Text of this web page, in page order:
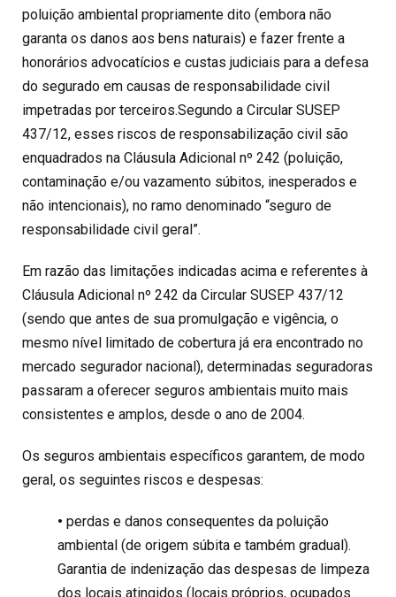
poluição ambiental propriamente dito (embora não
garanta os danos aos bens naturais) e fazer frente a
honorários advocatícios e custas judiciais para a defesa
do segurado em causas de responsabilidade civil
impetradas por terceiros.Segundo a Circular SUSEP
437/12, esses riscos de responsabilização civil são
enquadrados na Cláusula Adicional nº 242 (poluição,
contaminação e/ou vazamento súbitos, inesperados e
não intencionais), no ramo denominado “seguro de
responsabilidade civil geral”.
Em razão das limitações indicadas acima e referentes à
Cláusula Adicional nº 242 da Circular SUSEP 437/12
(sendo que antes de sua promulgação e vigência, o
mesmo nível limitado de cobertura já era encontrado no
mercado segurador nacional), determinadas seguradoras
passaram a oferecer seguros ambientais muito mais
consistentes e amplos, desde o ano de 2004.
Os seguros ambientais específicos garantem, de modo
geral, os seguintes riscos e despesas:
• perdas e danos consequentes da poluição
ambiental (de origem súbita e também gradual).
Garantia de indenização das despesas de limpeza
dos locais atingidos (locais próprios, ocupados